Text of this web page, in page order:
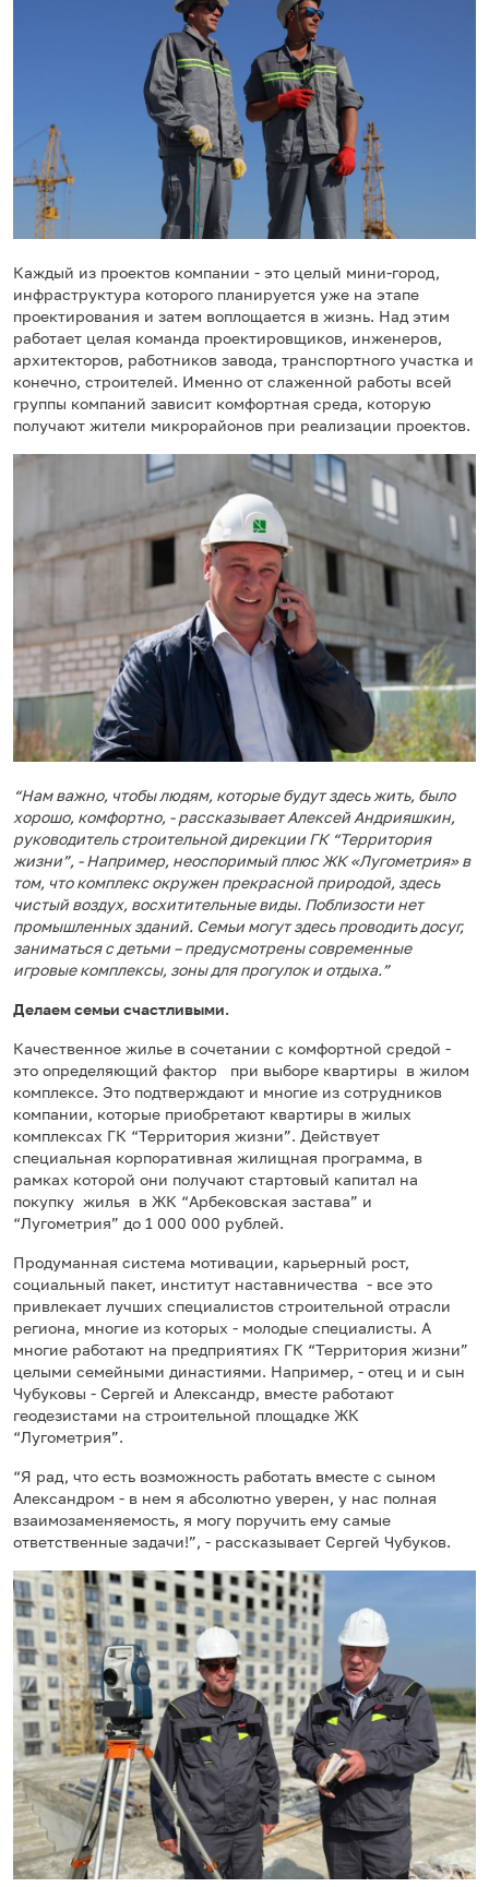
Каждый из проектов компании - это целый мини-город,
инфраструктура которого планируется уже на этапе
проектирования и затем воплощается в жизнь. Над этим
работает целая команда проектировщиков, инженеров,
архитекторов, работников завода, транспортного участка и
конечно, строителей. Именно от слаженной работы всей
группы компаний зависит комфортная среда, которую
получают жители микрорайонов при реализации проектов.
“Нам важно, чтобы людям, которые будут здесь жить, было
хорошо, комфортно, - рассказывает Алексей Андрияшкин,
руководитель строительной дирекции ГК “Территория
жизни”, - Например, неоспоримый плюс ЖК «Лугометрия» в
том, что комплекс окружен прекрасной природой, здесь
чистый воздух, восхитительные виды. Поблизости нет
промышленных зданий. Семьи могут здесь проводить досуг,
заниматься с детьми – предусмотрены современные
игровые комплексы, зоны для прогулок и отдыха.”
Делаем семьи счастливыми.
Качественное жилье в сочетании с комфортной средой -
это определяющий фактор при выборе квартиры в жилом
комплексе. Это подтверждают и многие из сотрудников
компании, которые приобретают квартиры в жилых
комплексах ГК “Территория жизни”. Действует
специальная корпоративная жилищная программа, в
рамках которой они получают стартовый капитал на
покупку жилья в ЖК “Арбековская застава” и
“Лугометрия” до 1 000 000 рублей.
Продуманная система мотивации, карьерный рост,
социальный пакет, институт наставничества - все это
привлекает лучших специалистов строительной отрасли
региона, многие из которых - молодые специалисты. А
многие работают на предприятиях ГК “Территория жизни”
целыми семейными династиями. Например, - отец и и сын
Чубуковы - Сергей и Александр, вместе работают
геодезистами на строительной площадке ЖК
“Лугометрия”.
“Я рад, что есть возможность работать вместе с сыном
Александром - в нем я абсолютно уверен, у нас полная
взаимозаменяемость, я могу поручить ему самые
ответственные задачи!”, - рассказывает Сергей Чубуков.